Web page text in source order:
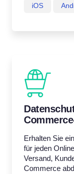
iOS
Erhalten Sie
für jeden
Versand,
Commerce